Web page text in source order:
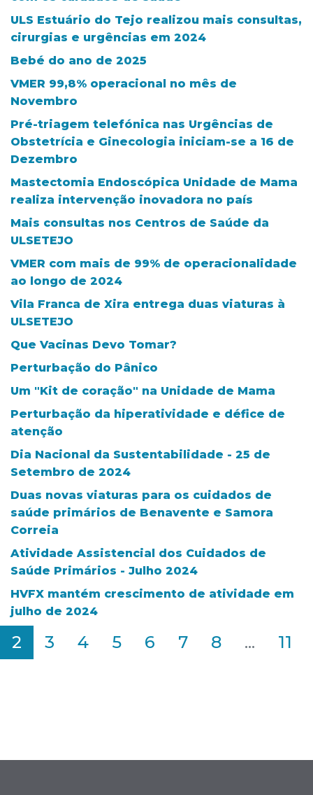
ULS Estuário do Tejo realizou mais consultas,
cirurgias e urgências em 2024
Bebé do ano de 2025
VMER 99,8% operacional no mês de
Novembro
Pré-triagem telefónica nas Urgências de
Obstetrícia e Ginecologia iniciam-se a 16 de
Dezembro
Mastectomia Endoscópica Unidade de Mama
realiza intervenção inovadora no país
Mais consultas nos Centros de Saúde da
ULSETEJO
VMER com mais de 99% de operacionalidade
ao longo de 2024
Vila Franca de Xira entrega duas viaturas à
ULSETEJO
Que Vacinas Devo Tomar?
Perturbação do Pânico
Um "Kit de coração" na Unidade de Mama
Perturbação da hiperatividade e défice de
atenção
Dia Nacional da Sustentabilidade - 25 de
Setembro de 2024
Duas novas viaturas para os cuidados de
saúde primários de Benavente e Samora
Correia
Atividade Assistencial dos Cuidados de
Saúde Primários - Julho 2024
HVFX mantém crescimento de atividade em
julho de 2024
2 3 4 5 6 7 8 ... 11